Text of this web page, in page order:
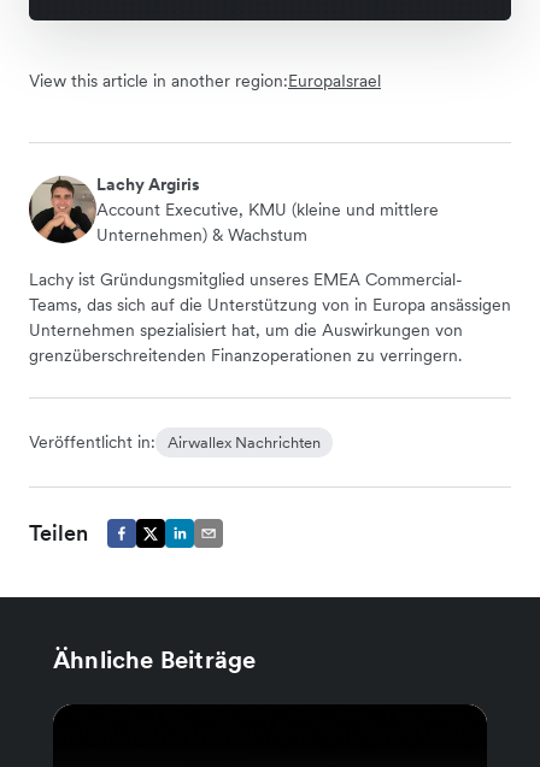
View this article in another region:EuropaIsrael
Lachy Argiris
Account Executive, KMU (kleine und mittlere
Unternehmen) & Wachstum
Lachy ist Gründungsmitglied unseres EMEA Commercial-
Teams, das sich auf die Unterstützung von in Europa ansässigen
Unternehmen spezialisiert hat, um die Auswirkungen von
grenzüberschreitenden Finanzoperationen zu verringern.
Veröffentlicht in: Airwallex Nachrichten
Teilen
Ähnliche Beiträge